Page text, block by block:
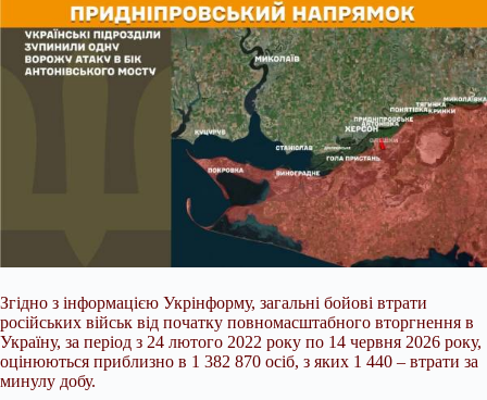
Згідно з інформацією Укрінформу, загальні бойові втрати
російських військ від початку повномасштабного вторгнення в
Україну, за період з 24 лютого 2022 року по 14 червня 2026 року,
оцінюються приблизно в 1 382 870 осіб, з яких 1 440 – втрати за
минулу добу.